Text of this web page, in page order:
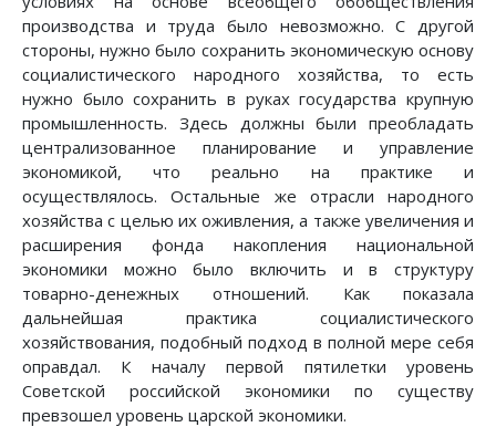
производства и труда было невозможно. С другой
стороны, нужно было сохранить экономическую основу
социалистического народного хозяйства, то есть
нужно было сохранить в руках государства крупную
промышленность. Здесь должны были преобладать
централизованное планирование и управление
экономикой, что реально на практике и
осуществлялось. Остальные же отрасли народного
хозяйства с целью их оживления, а также увеличения и
расширения фонда накопления национальной
экономики можно было включить и в структуру
товарно-денежных отношений. Как показала
дальнейшая практика социалистического
хозяйствования, подобный подход в полной мере себя
оправдал. К началу первой пятилетки уровень
Советской российской экономики по существу
превзошел уровень царской экономики.